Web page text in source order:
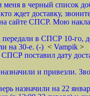
в черный список
ждет доставку,
сайте СПСР. Мою
в СПСР 10-го,
на 30-е. (-) < Vampik >
СПСР поставил дату
и привезли.
назначили на 22